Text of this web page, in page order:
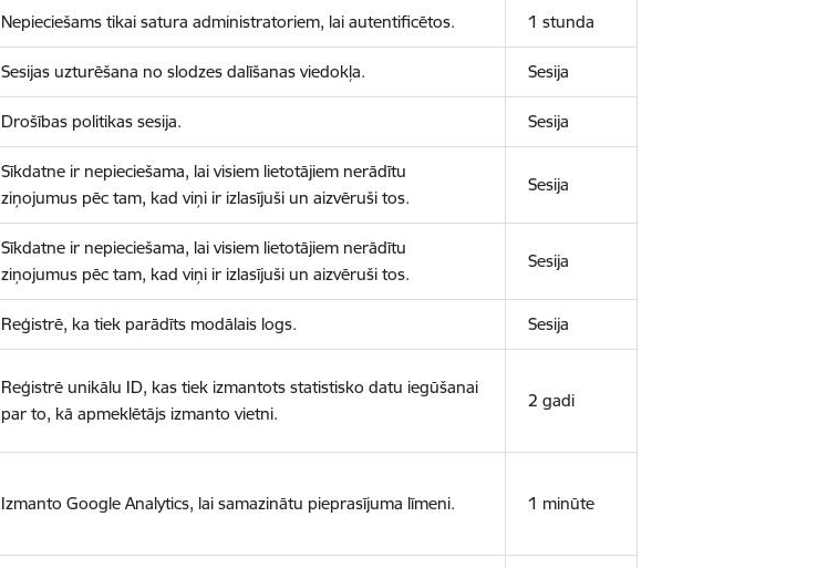
Nepieciešams tikai satura administratoriem, lai autentificētos. 1 stunda
Sesijas uzturēšana no slodzes dalīšanas viedokļa. Sesija
Drošības politikas sesija. Sesija
Sīkdatne ir nepieciešama, lai visiem lietotājiem nerādītu
ziņojumus pēc tam, kad viņi ir izlasījuši un aizvēruši tos.
Sesija
Sīkdatne ir nepieciešama, lai visiem lietotājiem nerādītu
ziņojumus pēc tam, kad viņi ir izlasījuši un aizvēruši tos.
Sesija
Reģistrē, ka tiek parādīts modālais logs. Sesija
Reģistrē unikālu ID, kas tiek izmantots statistisko datu iegūšanai
par to, kā apmeklētājs izmanto vietni.
2 gadi
Izmanto Google Analytics, lai samazinātu pieprasījuma līmeni. 1 minūte